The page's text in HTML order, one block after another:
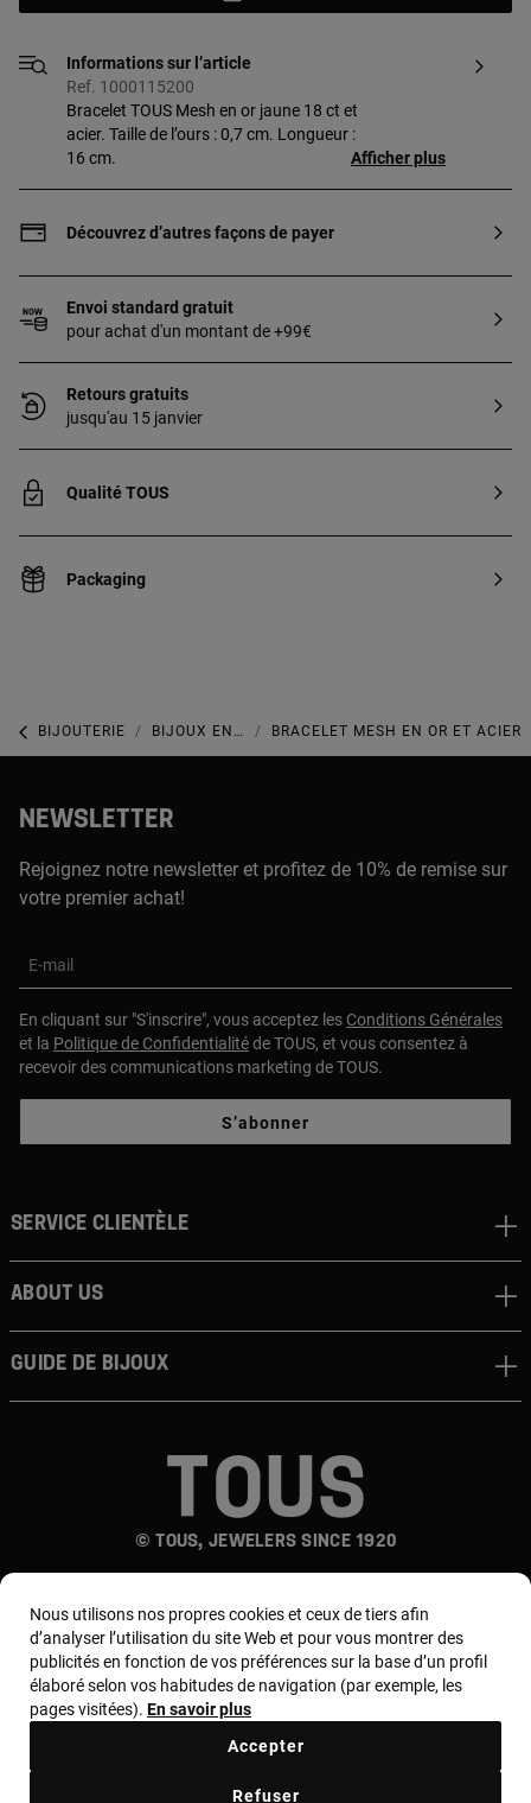
Informations sur l’article
Ref. 1000115200
Bracelet TOUS Mesh en or jaune 18 ct et
acier. Taille de l’ours : 0,7 cm. Longueur :
16 cm.
Afficher plus
Découvrez d’autres façons de payer
Envoi standard gratuit
pour achat d'un montant de +99€
Retours gratuits
jusqu'au 15 janvier
Qualité TOUS
Packaging
BIJOUTERIE BIJOUX EN OR BRACELET MESH EN OR ET ACIER
NEWSLETTER
Rejoignez notre newsletter et profitez de 10% de remise sur
votre premier achat!
E-mail
En cliquant sur "S'inscrire", vous acceptez les Conditions Générales
et la Politique de Confidentialitéde TOUS, et vous consentez à
recevoir des communications marketing de TOUS.
S’abonner
© TOUS, JEWELERS SINCE 1920
Service clientèle
About us
Guide de bijoux
Pays et devise :France / Euro
Termes et conditions
Nous utilisons nos propres cookies et ceux de tiers afin
d’analyser l’utilisation du site Web et pour vous montrer des
publicités en fonction de vos préférences sur la base d’un profil
élaboré selon vos habitudes de navigation (par exemple, les
pages visitées). En savoir plus
Refuser
Accepter